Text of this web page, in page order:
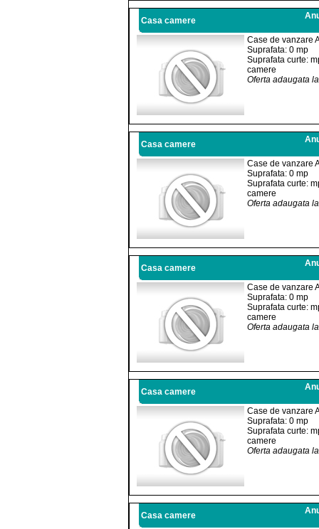
Casa camere
Case de vanzare
Suprafata: 0 mp
Suprafata curte:
camere
Oferta adaugata
Casa camere
Case de vanzare
Suprafata: 0 mp
Suprafata curte:
camere
Oferta adaugata
Casa camere
Case de vanzare
Suprafata: 0 mp
Suprafata curte:
camere
Oferta adaugata
Casa camere
Case de vanzare
Suprafata: 0 mp
Suprafata curte:
camere
Oferta adaugata
Casa camere